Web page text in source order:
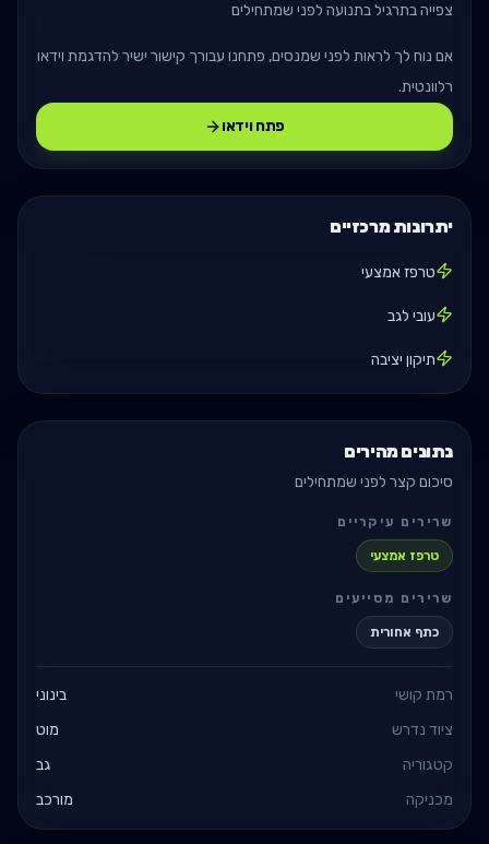
צפייה בתרגיל בתנועה לפני שמתחילים
אם נוח לך לראות לפני שמנסים, פתחנו עבורך קישור ישיר להדגמת וידאו
רלוונטית.
פתח וידאו
יתרונות מרכזיים
טרפז אמצעי
עובי לגב
תיקון יציבה
נתונים מהירים
סיכום קצר לפני שמתחילים
שרירים עיקריים
טרפז אמצעי
שרירים מסייעים
כתף אחורית
רמת קושי
בינוני
ציוד נדרש
מוט
קטגוריה
גב
מכניקה
מורכב